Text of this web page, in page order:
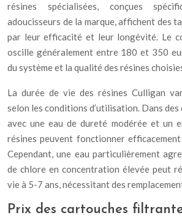
résines spécialisées, conçues
adoucisseurs de la marque, affichent des
par leur efficacité et leur longévité. Le
oscille généralement entre 180 et 350
du système et la qualité des résines
La durée de vie des résines Culligan
selon les conditions d’utilisation. Dans
avec une eau de dureté modérée et un
résines peuvent fonctionner
Cependant, une eau particulièrement
de chlore en concentration élevée peut
vie à 5-7 ans, nécessitant des
Prix des cartouches